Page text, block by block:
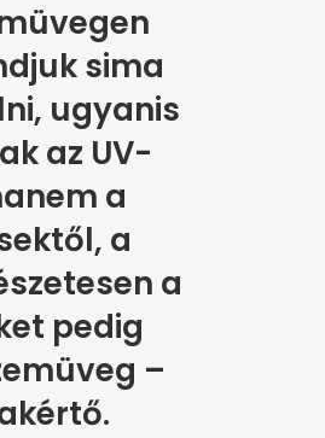
sima
ugyanis
az UV-
a
a
a
pedig
–